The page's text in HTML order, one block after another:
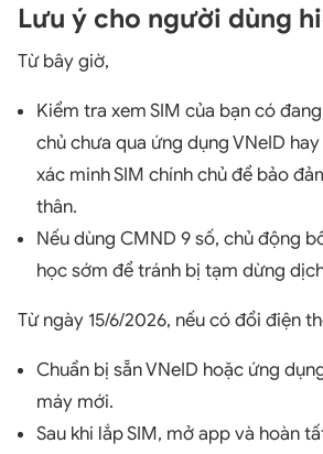
Lưu ý cho người dùng
Từ bây giờ,
Kiểm tra xem SIM của bạn có
chủ chưa qua ứng dụng VNeID
xác minh SIM chính chủ để bảo
thân.
Nếu dùng CMND 9 số, chủ động
học sớm để tránh bị tạm dừng
Từ ngày 15/6/2026, nếu có đổi điện
Chuẩn bị sẵn VNeID hoặc ứng
máy mới.
Sau khi lắp SIM, mở app và hoàn